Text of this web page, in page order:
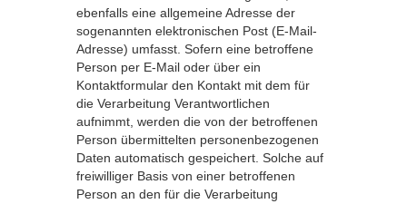
ebenfalls eine allgemeine Adresse der
sogenannten elektronischen Post (E-Mail-
Adresse) umfasst. Sofern eine betroffene
Person per E-Mail oder über ein
Kontaktformular den Kontakt mit dem für
die Verarbeitung Verantwortlichen
aufnimmt, werden die von der betroffenen
Person übermittelten personenbezogenen
Daten automatisch gespeichert. Solche auf
freiwilliger Basis von einer betroffenen
Person an den für die Verarbeitung